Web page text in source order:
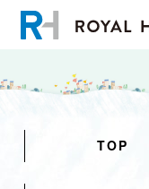
TOP